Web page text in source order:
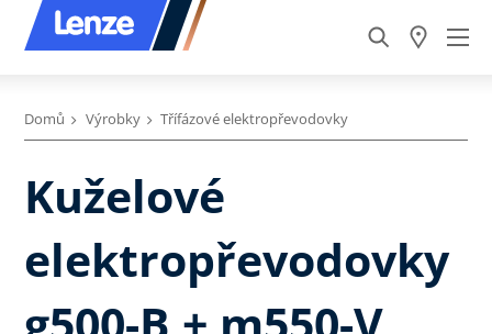
Domů Výrobky Třífázové elektropřevodovky
Kuželové
elektropřevodovky